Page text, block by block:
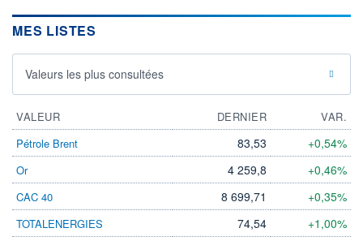
MES LISTES
Valeurs les plus consultées
VALEUR DERNIER
VAR.
Pétrole Brent
83,53 +0,54%
Or 4 259,8 +0,46%
CAC 40 8 699,71 +0,35%
TOTALENERGIES 74,54 +1,00%